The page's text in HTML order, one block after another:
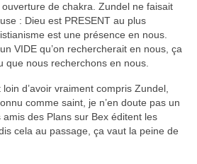
de chakra. Zundel ne faisait
: Dieu est PRESENT au plus
est une présence en nous.
VIDE qu’on rechercherait en nous, ça
que nous recherchons en nous.
d’avoir vraiment compris Zundel,
comme saint, je n’en doute pas un
des Plans sur Bex éditent les
cela au passage, ça vaut la peine de